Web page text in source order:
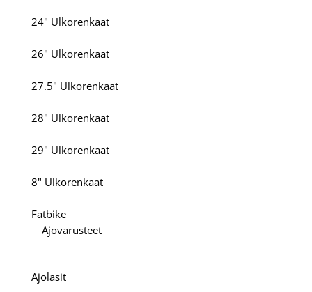
24" Ulkorenkaat
26" Ulkorenkaat
27.5" Ulkorenkaat
28" Ulkorenkaat
29" Ulkorenkaat
8" Ulkorenkaat
Fatbike
Ajovarusteet
Ajolasit